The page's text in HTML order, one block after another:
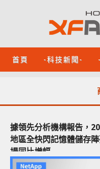
首頁 -科技新聞-
據領先分析機構報告，
地區全快閃記憶體儲存
場同比增幅